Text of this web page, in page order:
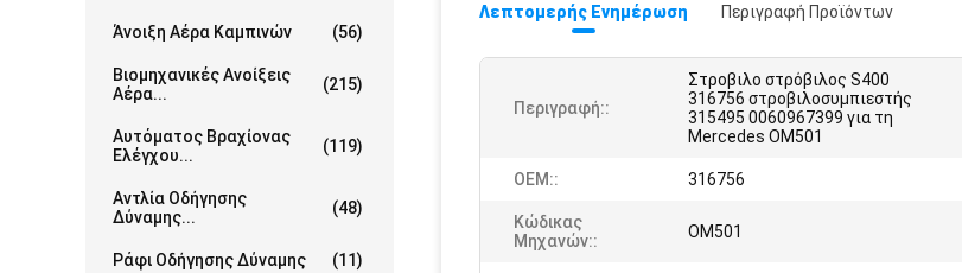
Άνοιξη Αέρα Καμπινών (56)
Βιομηχανικές Ανοίξεις
Αέρα...
(215)
Αυτόματος Βραχίονας
Ελέγχου...
(119)
Αντλία Οδήγησης
Δύναμης...
(48)
Ράφι Οδήγησης Δύναμης (11)
Λεπτομερής Ενημέρωση Περιγραφή Προϊόντων
Περιγραφή::
Στροβιλο στρόβιλος S400
316756 στροβιλοσυμπιεστής
315495 0060967399 για τη
Mercedes OM501
OEM:: 316756
Κώδικας
Μηχανών::
OM501